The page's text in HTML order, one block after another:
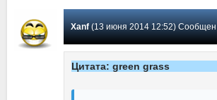
Xanf(13 июня 2014 12:52) Сообщение #2
Цитата: green grass